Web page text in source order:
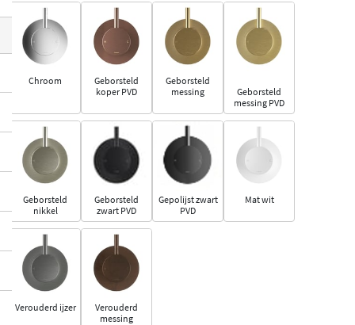
Chroom
Geborsteld
koper PVD
Geborsteld
messing
Geborsteld
messing PVD
Geborsteld
nikkel
Geborsteld
zwart PVD
Gepolijst zwart
PVD
Mat wit
Verouderd ijzer
Verouderd
messing